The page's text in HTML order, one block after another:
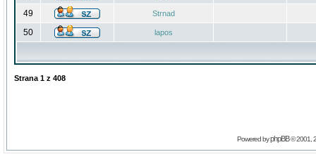
49 Strnad
50 lapos
Strana 1 z 408
Powered byphpBB© 2001,